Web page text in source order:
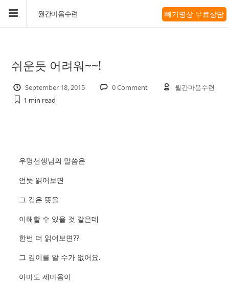
월간마음수련 빼기명상 무료상담
쉬운듯 어려워~~!
September 18, 2015 0 Comment
월간마음수련
1 min read
우명선생님의 말씀은
언뜻 읽어보면
그 깊은 뜻을
이해할 수 있을 것 같은데
한번 더 읽어보면??
그 깊이를 알 수가 없어요.
아마도 제마음이